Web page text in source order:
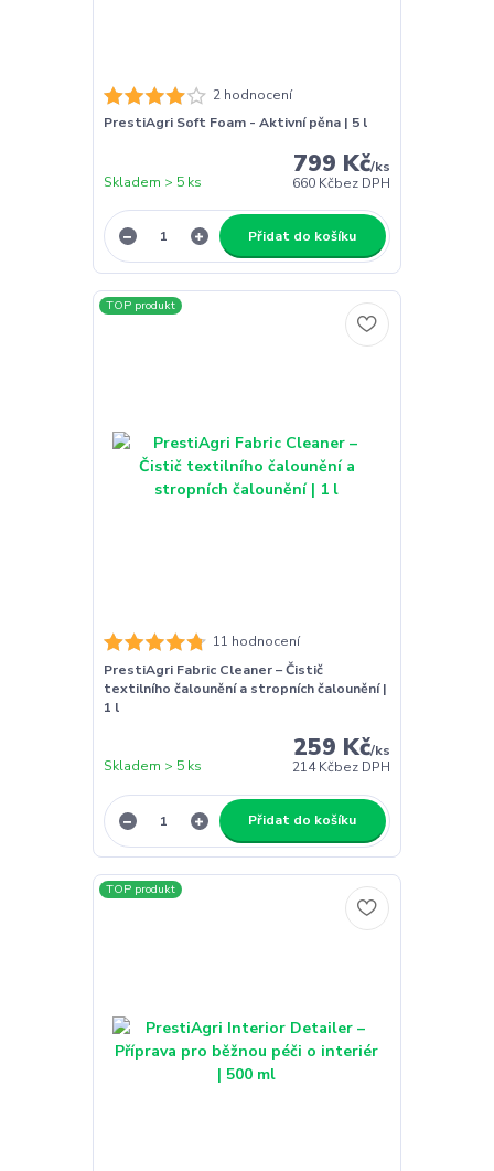
2 hodnocení
PrestiAgri Soft Foam - Aktivní pěna | 5 l
799 Kč/ks
660 Kčbez DPH
Skladem > 5 ks
Přidat do košíku
TOP produkt
11 hodnocení
PrestiAgri Fabric Cleaner – Čistič
textilního čalounění a stropních čalounění |
1 l
259 Kč/ks
214 Kčbez DPH
Skladem > 5 ks
Přidat do košíku
TOP produkt